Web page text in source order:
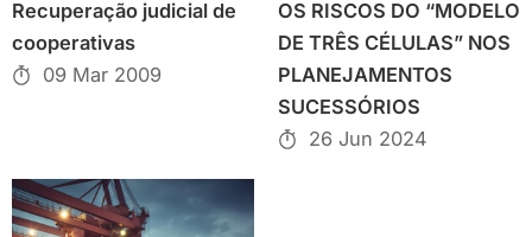
Recuperação judicial de
cooperativas
09 Mar 2009
OS RISCOS DO “MODELO
DE TRÊS CÉLULAS” NOS
PLANEJAMENTOS
SUCESSÓRIOS
26 Jun 2024